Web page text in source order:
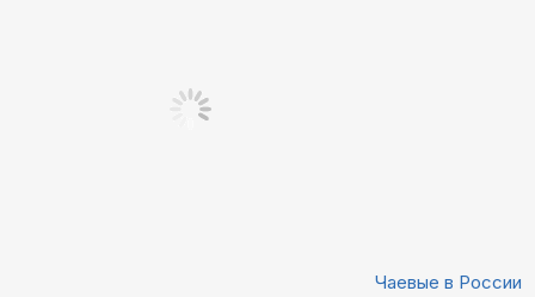
Чаевые в России